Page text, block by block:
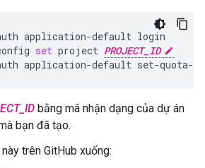
application-default login
set project PROJECT_ID
application-default set-quota-
bằng mã nhận dạng của dự án
bạn đã tạo.
trên GitHub xuống: